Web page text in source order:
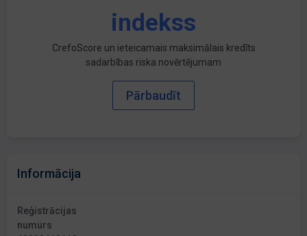
indekss
CrefoScore un ieteicamais maksimālais kredīts
sadarbības riska novērtējumam
Pārbaudīt
Informācija
Reģistrācijas
numurs